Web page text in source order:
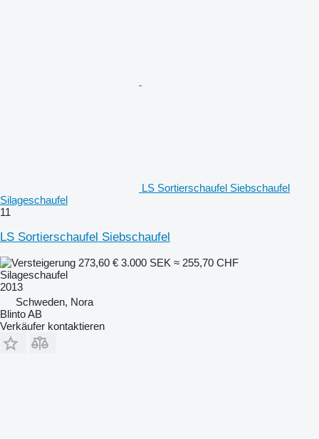
LS Sortierschaufel Siebschaufel
Silageschaufel
11
LS Sortierschaufel Siebschaufel
273,60 € 3.000 SEK ≈ 255,70 CHF
Silageschaufel
2013
Schweden, Nora
Blinto AB
Verkäufer kontaktieren